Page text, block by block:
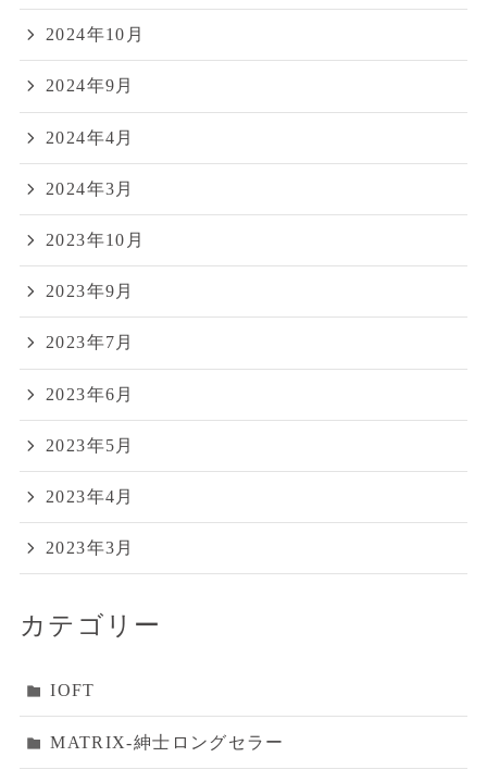
2024年10月
2024年9月
2024年4月
2024年3月
2023年10月
2023年9月
2023年7月
2023年6月
2023年5月
2023年4月
2023年3月
カテゴリー
IOFT
MATRIX‐紳士ロングセラー